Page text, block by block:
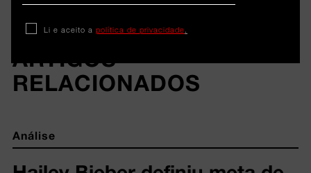
ARTIGOS
RELACIONADOS
Análise
Li e aceito a política de privacidade